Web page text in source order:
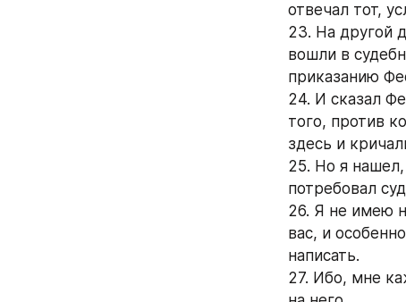
отвечал тот,
23. На другой
вошли в
приказанию
24. И сказал
того, против
здесь и
25. Но я нашел,
потребовал
26. Я не имею
вас, и
написать.
27. Ибо, мне